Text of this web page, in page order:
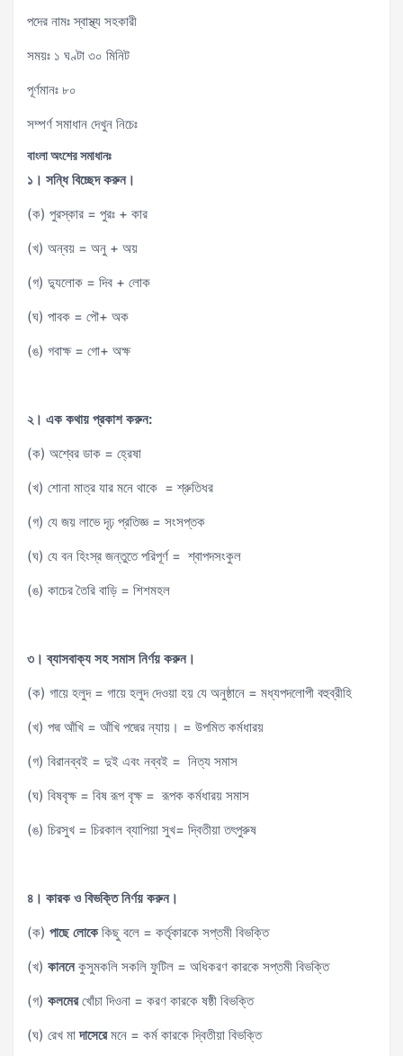
পদের নামঃ স্বাস্থ্য সহকারী
সময়ঃ ১ ঘণ্টা ৩০ মিনিট
পূর্ণমানঃ ৮০
সম্পর্ণ সমাধান দেখুন নিচেঃ
বাংলা অংশের সমাধানঃ
১। সন্ধি বিচ্ছেদ করুন।
(ক) পুরস্কার = পুরঃ + কার
(খ) অন্বয় = অনু + অয়
(গ) দ্যুলোক = দিব + লোক
(ঘ) পাবক = পৌ+ অক
(ঙ) গবাক্ষ = গো+ অক্ষ
২। এক কথায় প্রকাশ করুন:
(ক) অশ্বের ডাক = হ্রেষা
(খ) শোনা মাত্র যার মনে থাকে = শ্রুতিধর
(গ) যে জয় লাভে দৃঢ় প্রতিজ্ঞ = সংসপ্তক
(ঘ) যে বন হিংস্র জন্তুতে পরিপূর্ণ = শ্বাপদসংকুল
(ঙ) কাচের তৈরি বাড়ি = শিশমহল
৩। ব্যাসবাক্য সহ সমাস নির্ণয় করুন।
(ক) গায়ে হলুদ = গায়ে হলুদ দেওয়া হয় যে অনুষ্ঠানে = মধ্যপদলোপী বহুব্রীহি
(খ) পদ্ম আঁখি = আঁখি পদ্মের ন্যায়। = উপমিত কর্মধারয়
(গ) বিরানব্বই = দুই এবং নব্বই = নিত্য সমাস
(ঘ) বিষবৃক্ষ = বিষ রূপ বৃক্ষ = রূপক কর্মধারয় সমাস
(ঙ) চিরসুখ = চিরকাল ব্যাপিয়া সুখ= দ্বিতীয়া তৎপুরুষ
৪। কারক ও বিভক্তি নির্ণয় করুন।
(ক) পাছে লোকেকিছু বলে = কর্তৃকারকে সপ্তমী বিভক্তি
(খ) কাননেকুসুমকলি সকলি ফুটিল = অধিকরণ কারকে সপ্তমী বিভক্তি
(গ) কলমেরখোঁচা দিওনা = করণ কারকে ষষ্ঠী বিভক্তি
(ঘ) রেখ মাদাসেরেমনে = কর্ম কারকে দ্বিতীয়া বিভক্তি